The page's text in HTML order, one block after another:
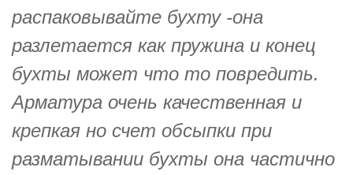
распаковывайте бухту -она
разлетается как пружина и конец
бухты может что то повредить.
Арматура очень качественная и
крепкая но счет обсыпки при
разматывании бухты она частично